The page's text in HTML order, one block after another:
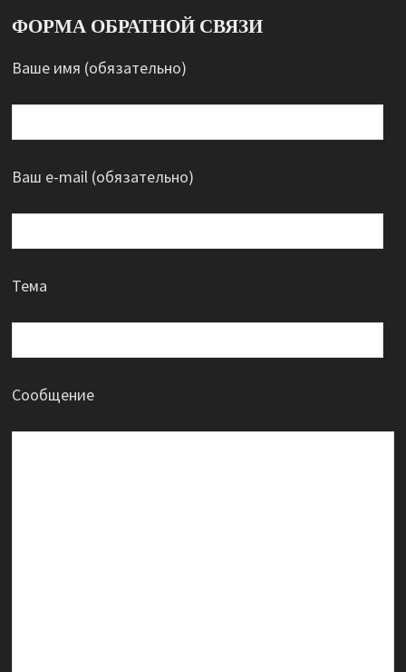
ФОРМА ОБРАТНОЙ СВЯЗИ
Ваше имя (обязательно)
Ваш e-mail (обязательно)
Тема
Сообщение